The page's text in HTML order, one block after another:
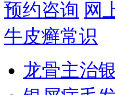
预约咨询 网
牛皮癣常识
龙骨主治